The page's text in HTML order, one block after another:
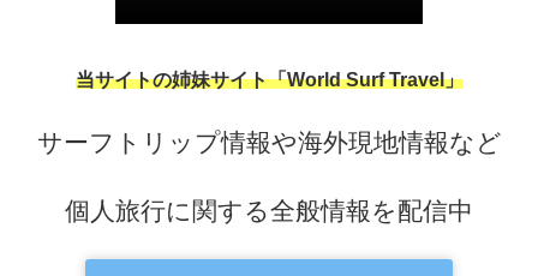
当サイトの姉妹サイト「World Surf Travel」
サーフトリップ情報や海外現地情報など
個人旅行に関する全般情報を配信中